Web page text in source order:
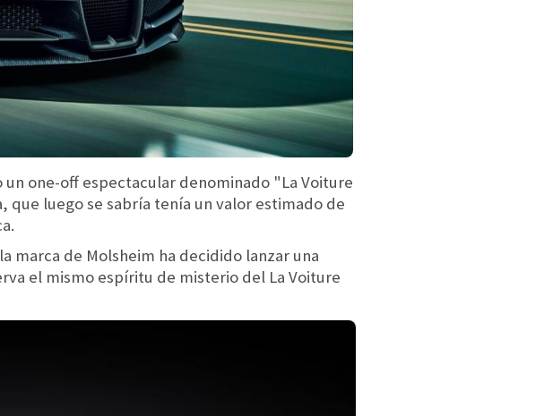
one-off espectacular denominado "La Voiture
que luego se sabría tenía un valor estimado de
marca de Molsheim ha decidido lanzar una
el mismo espíritu de misterio del La Voiture